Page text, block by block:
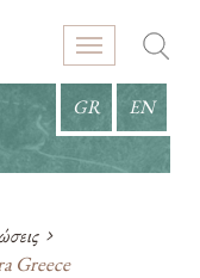
GR EN
Greece